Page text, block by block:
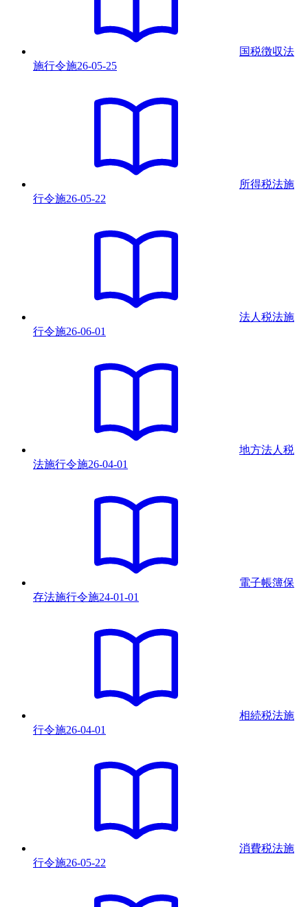
国税徴収法
施行令施26-05-25
所得税法施
行令施26-05-22
法人税法施
行令施26-06-01
地方法人税
法施行令施26-04-01
電子帳簿保
存法施行令施24-01-01
相続税法施
行令施26-04-01
消費税法施
行令施26-05-22